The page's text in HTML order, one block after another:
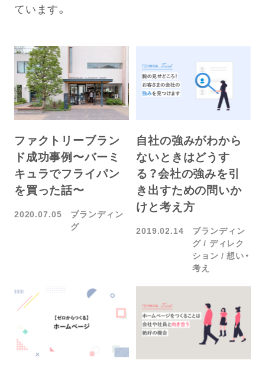
ています。
ファクトリーブラン
ド成功事例〜バーミ
キュラでフライパン
を買った話〜
2020.07.05
ブランディン
グ
自社の強みがわから
ないときはどうす
る？会社の強みを引
き出すための問いか
けと考え方
2019.02.14
ブランディン
グ
ディレク
ション
想い・
考え